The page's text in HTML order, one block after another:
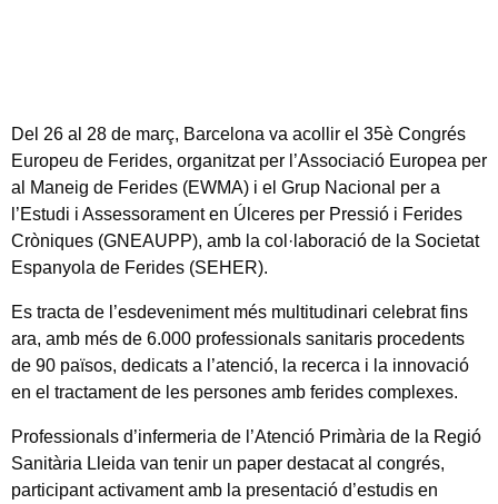
Del 26 al 28 de març, Barcelona va acollir el 35è Congrés
Europeu de Ferides, organitzat per l’Associació Europea per
al Maneig de Ferides (EWMA) i el Grup Nacional per a
l’Estudi i Assessorament en Úlceres per Pressió i Ferides
Cròniques (GNEAUPP), amb la col·laboració de la Societat
Espanyola de Ferides (SEHER).
Es tracta de l’esdeveniment més multitudinari celebrat fins
ara, amb més de 6.000 professionals sanitaris procedents
de 90 països, dedicats a l’atenció, la recerca i la innovació
en el tractament de les persones amb ferides complexes.
Professionals d’infermeria de l’Atenció Primària de la Regió
Sanitària Lleida van tenir un paper destacat al congrés,
participant activament amb la presentació d’estudis en